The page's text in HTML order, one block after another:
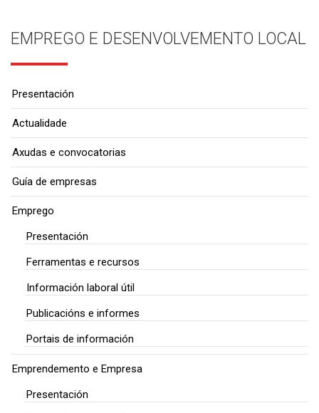
EMPREGO E DESENVOLVEMENTO LOCAL
Presentación
Actualidade
Axudas e convocatorias
Guía de empresas
Emprego
Presentación
Ferramentas e recursos
Información laboral útil
Publicacións e informes
Portais de información
Emprendemento e Empresa
Presentación